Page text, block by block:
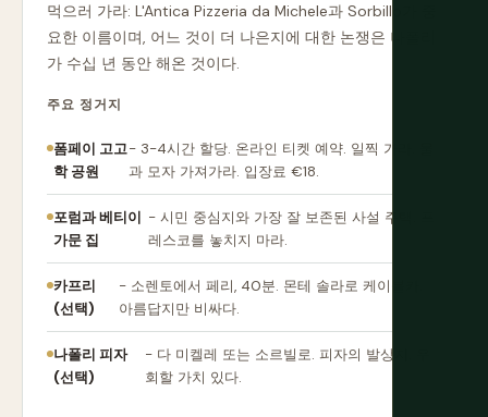
먹으러 가라: L'Antica Pizzeria da Michele과 Sorbillo가 중
요한 이름이며, 어느 것이 더 나은지에 대한 논쟁은 나폴리
가 수십 년 동안 해온 것이다.
주요 정거지
폼페이 고고
학 공원
- 3-4시간 할당. 온라인 티켓 예약. 일찍 가라. 물
과 모자 가져가라. 입장료 €18.
포럼과 베티이
가문 집
- 시민 중심지와 가장 잘 보존된 사설 주택. 프
레스코를 놓치지 마라.
카프리
(선택)
- 소렌토에서 페리, 40분. 몬테 솔라로 케이블카.
아름답지만 비싸다.
나폴리 피자
(선택)
- 다 미켈레 또는 소르빌로. 피자의 발상지. 우
회할 가치 있다.